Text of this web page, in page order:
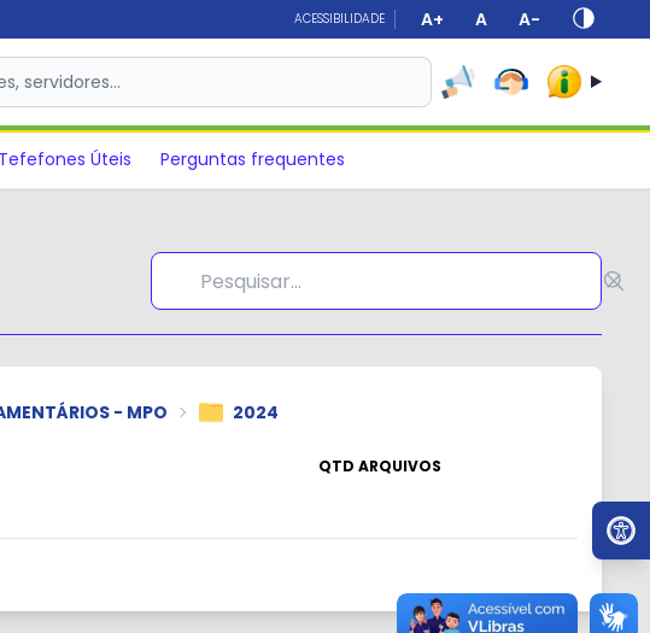
ACESSIBILIDADE A+ A A-
servidores…
Úteis Perguntas frequentes
- MPO 2024
QTD ARQUIVOS
Ir